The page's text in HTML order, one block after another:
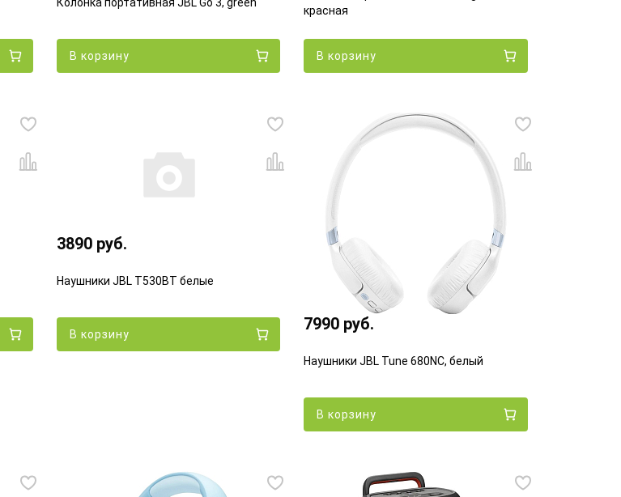
В корзину
красная
В корзину
3890 руб.
Наушники JBL T530BT белые
В корзину
7990 руб.
Наушники JBL Tune 680NC, белый
В корзину